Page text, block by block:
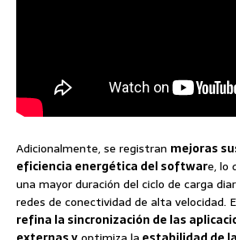
Adicionalmente, se registran mejoras
eficiencia energética del software, lo
una mayor duración del ciclo de carga
redes de conectividad de alta velocidad.
refina la sincronización de las